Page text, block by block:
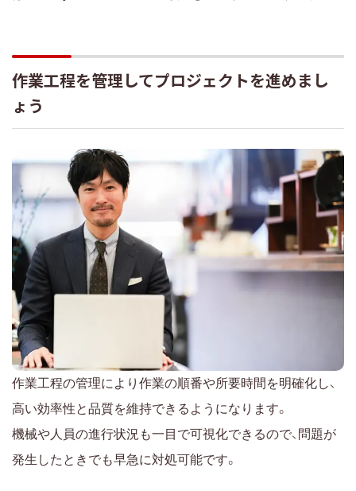
作業工程を管理してプロジェクトを進めまし
ょう
作業工程の管理により作業の順番や所要時間を明確化し、
高い効率性と品質を維持できるようになります。
機械や人員の進行状況も一目で可視化できるので、問題が
発生したときでも早急に対処可能です。